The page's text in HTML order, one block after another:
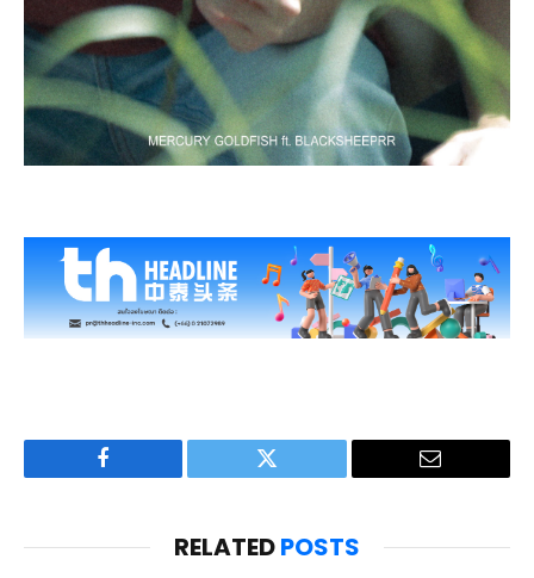
Facebook Twitter Email
RELATEDPOSTS